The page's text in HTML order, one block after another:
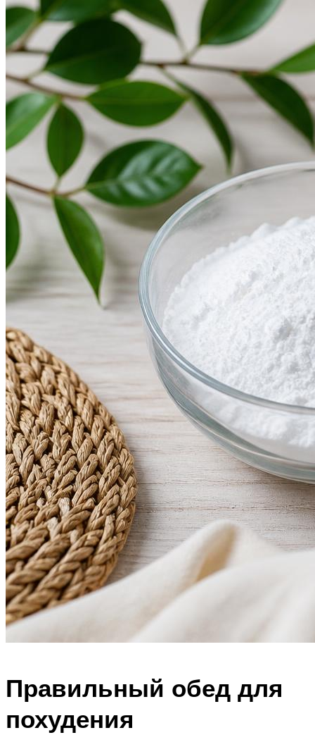
Правильный обед для
похудения